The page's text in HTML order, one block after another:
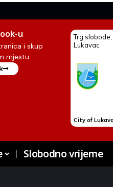
u
i skup
mjestu.
Slobodno vrijeme